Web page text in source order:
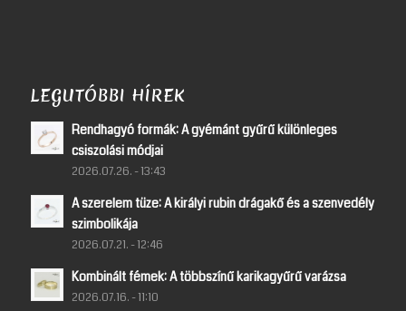
LEGUTÓBBI HÍREK
Rendhagyó formák: A gyémánt gyűrű különleges
csiszolási módjai
2026.07.26. - 13:43
A szerelem tüze: A királyi rubin drágakő és a szenvedély
szimbolikája
2026.07.21. - 12:46
Kombinált fémek: A többszínű karikagyűrű varázsa
2026.07.16. - 11:10